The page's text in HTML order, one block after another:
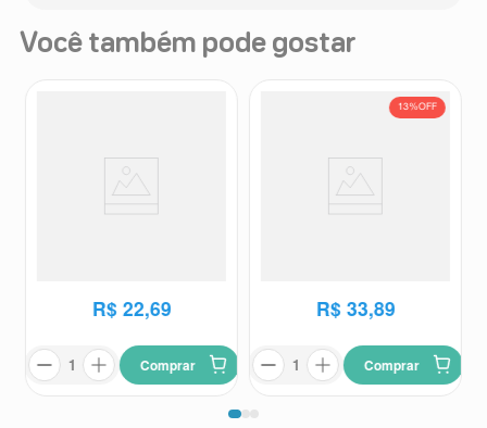
Você também pode gostar
R$ 22,69
Comprar
13%OFF
R$ 33,89
Comprar